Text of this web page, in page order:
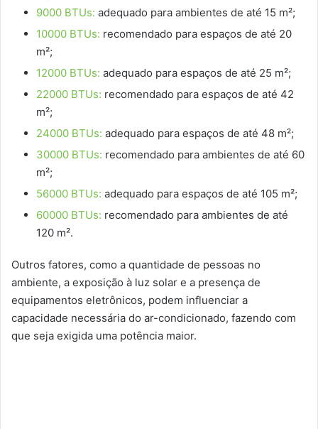
9000 BTUs: adequado para ambientes de até 15 m²;
10000 BTUs: recomendado para espaços de até 20
m²;
12000 BTUs: adequado para espaços de até 25 m²;
22000 BTUs: recomendado para espaços de até 42
m²;
24000 BTUs: adequado para espaços de até 48 m²;
30000 BTUs: recomendado para ambientes de até 60
m²;
56000 BTUs: adequado para espaços de até 105 m²;
60000 BTUs: recomendado para ambientes de até
120 m².
Outros fatores, como a quantidade de pessoas no
ambiente, a exposição à luz solar e a presença de
equipamentos eletrônicos, podem influenciar a
capacidade necessária do ar-condicionado, fazendo com
que seja exigida uma potência maior.